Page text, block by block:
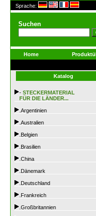
Sprache:
Suchen
Home
Katalog
- STECKERMATERIAL
FÜR DIE LÄNDER...
.Argentinien
.Australien
.Belgien
.Brasilien
.China
.Dänemark
.Deutschland
.Frankreich
.Großbritannien